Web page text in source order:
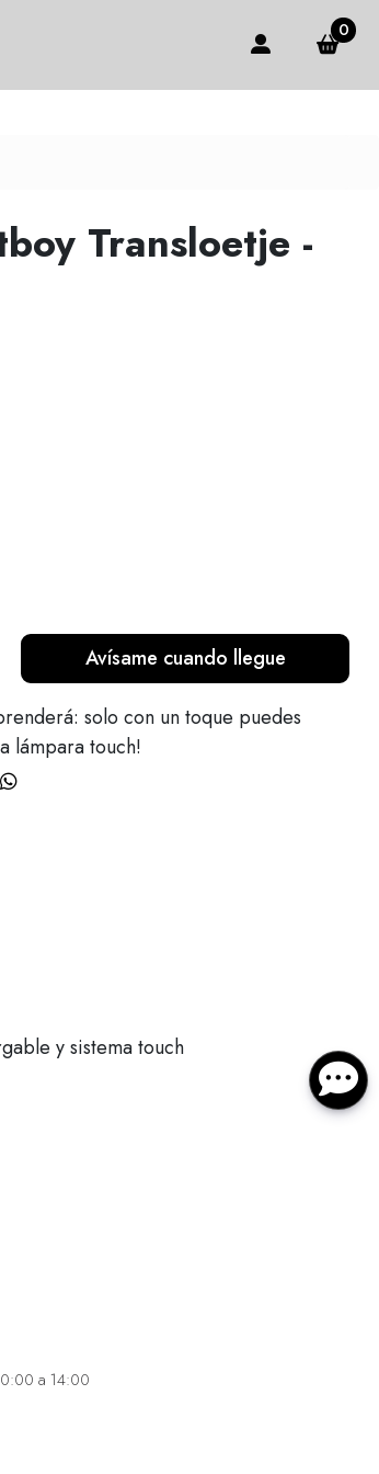
0
Transloetje -
Avísame cuando llegue
solo con un toque puedes
lámpara touch!
y sistema touch
a 14:00